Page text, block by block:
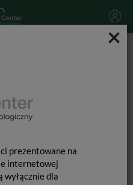
×
prezentowane na
internetowej
wyłącznie dla